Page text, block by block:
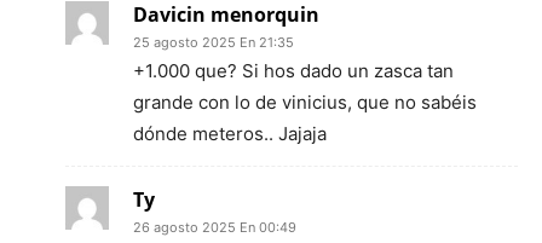
Davicin menorquin
25 agosto 2025 En 21:35
+1.000 que? Si hos dado un zasca tan
grande con lo de vinicius, que no sabéis
dónde meteros.. Jajaja
Ty
26 agosto 2025 En 00:49